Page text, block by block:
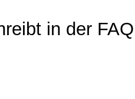
in der